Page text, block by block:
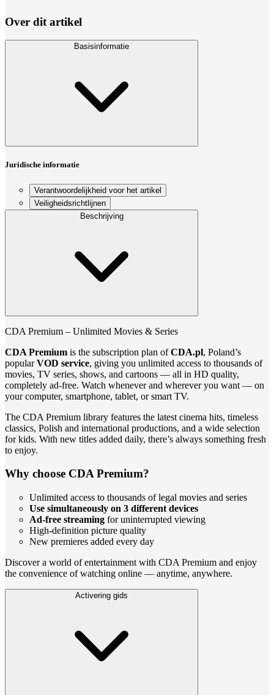
Over dit artikel
Basisinformatie
Juridische informatie
Verantwoordelijkheid voor het artikel
Veiligheidsrichtlijnen
Beschrijving
CDA Premium – Unlimited Movies & Series
CDA Premium is the subscription plan ofCDA.pl, Poland’s
popularVOD service, giving you unlimited access to thousands of
movies, TV series, shows, and cartoons — all in HD quality,
completely ad‑free. Watch whenever and wherever you want — on
your computer, smartphone, tablet, or smart TV.
The CDA Premium library features the latest cinema hits, timeless
classics, Polish and international productions, and a wide selection
for kids. With new titles added daily, there’s always something fresh
to enjoy.
Why choose CDA Premium?
Unlimited access to thousands of legal movies and series
Use simultaneously on 3 different devices
Ad‑free streaming for uninterrupted viewing
High‑definition picture quality
New premieres added every day
Discover a world of entertainment with CDA Premium and enjoy
the convenience of watching online — anytime, anywhere.
Activering gids